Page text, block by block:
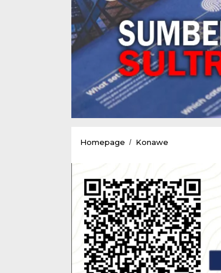
Homepage / Konawe
7
Kali
WTP,Kementrian
Keuangan
Memberi
Penghargaan
Plakat
dan
Piagam